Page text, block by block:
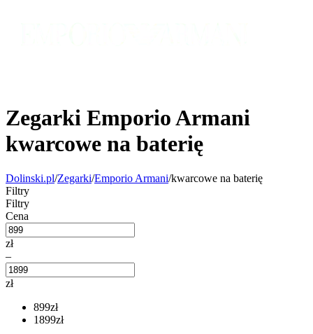
Zegarki Emporio Armani
kwarcowe na baterię
Dolinski.pl/Zegarki/Emporio Armani/kwarcowe na baterię
Filtry
Filtry
Cena
zł
–
zł
899zł
1899zł